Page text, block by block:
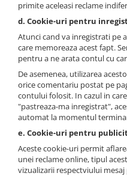
primite aceleasi reclame
d. Cookie-uri pentru
Atunci cand va inregistrati pe
care memoreaza acest fapt.
pentru a ne arata contul cu
De asemenea, utilizarea
orice comentariu postat pe
contului folosit. In cazul in
"pastreaza-ma inregistrat",
automat la momentul
e. Cookie-uri pentru
Aceste cookie-uri permit
unei reclame online, tipul
vizualizarii respectviului